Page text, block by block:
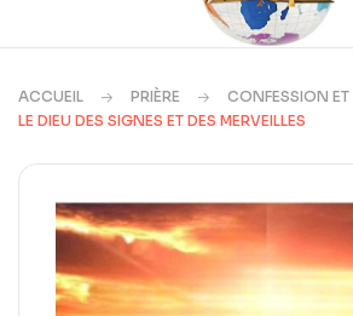
ACCUEIL PRIÈRE
CONFESSION
LE DIEU DES SIGNES ET DES MERVEILLES